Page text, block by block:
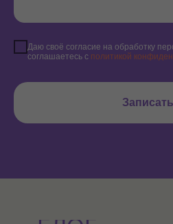
Даю своё согласие на обработку
соглашаетесь с политикой